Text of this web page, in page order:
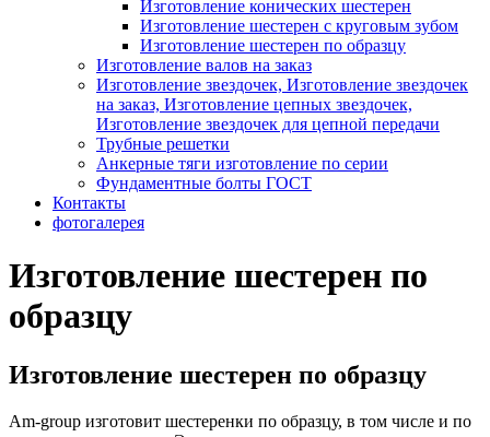
Изготовление конических шестерен
Изготовление шестерен с круговым зубом
Изготовление шестерен по образцу
Изготовление валов на заказ
Изготовление звездочек, Изготовление звездочек
на заказ, Изготовление цепных звездочек,
Изготовление звездочек для цепной передачи
Трубные решетки
Анкерные тяги изготовление по серии
Фундаментные болты ГОСТ
Контакты
фотогалерея
Изготовление шестерен по
образцу
Изготовление шестерен по образцу
Am-group изготовит шестеренки по образцу, в том числе и по